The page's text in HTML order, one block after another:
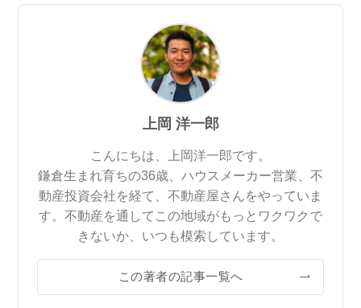
上岡 洋一郎
こんにちは、上岡洋一郎です。
鎌倉生まれ育ちの36歳、ハウスメーカー営業、不
動産投資会社を経て、不動産屋さんをやっていま
す。不動産を通してこの地域がもっとワクワクで
きないか、いつも模索しています。
この著者の記事一覧へ